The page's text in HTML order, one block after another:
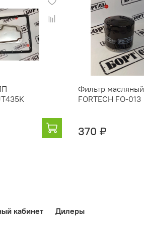
Фильтр масляный
FORTECH FO-013
370 ₽
кабинет Дилеры